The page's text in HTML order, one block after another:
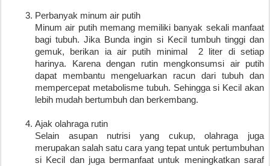
Perbanyak minum air putih
Minum air putih memang memiliki banyak sekali manfaat
bagi tubuh. Jika Bunda ingin si Kecil tumbuh tinggi dan
gemuk, berikan ia air putih minimal  2 liter di setiap
harinya. Karena dengan rutin mengkonsumsi air putih
dapat membantu mengeluarkan racun dari tubuh dan
mempercepat metabolisme tubuh. Sehingga si Kecil akan
lebih mudah bertumbuh dan berkembang.
Ajak olahraga rutin
Selain asupan nutrisi yang cukup, olahraga juga
merupakan salah satu cara yang tepat untuk pertumbuhan
si Kecil dan juga bermanfaat untuk meningkatkan saraf